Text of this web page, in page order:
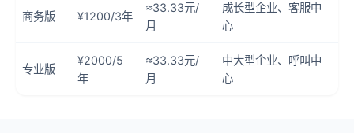
商务版 ¥1200/3年
≈33.33元/
月
成长型企业、客服中
心
专业版
¥2000/5
年
≈33.33元/
月
中大型企业、呼叫中
心